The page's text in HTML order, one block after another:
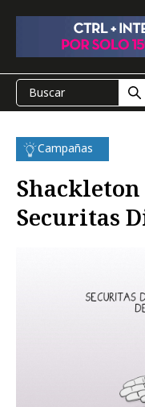
Campañas
Securitas